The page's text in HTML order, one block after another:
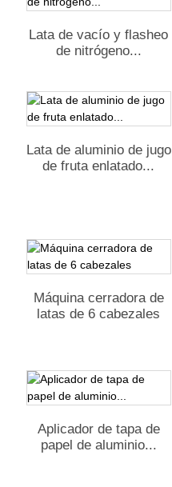
Lata de vacío y flasheo
de nitrógeno...
Lata de aluminio de jugo
de fruta enlatado...
Máquina cerradora de
latas de 6 cabezales
Aplicador de tapa de
papel de aluminio...